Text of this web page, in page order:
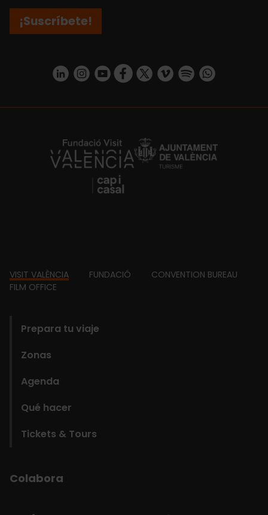
¡Suscríbete!
https://www.linkedin.com/company/turismo-valencia/mycompany/
https://www.instagram.com/visit_valencia/
https://www.youtube.com/user/
https://www.facebook.com/
https://twitter.com/
https://vimeo.com/
https://https://api.whatsapp.com/
https://fundacion.visitvalencia.com/
Footer
VISIT VALÈNCIA FUNDACIÓ
CONVENTION BUREAU
FILM OFFICE
Prepara tu viaje
Zonas
Agenda
Qué hacer
Tickets & Tours
Colabora